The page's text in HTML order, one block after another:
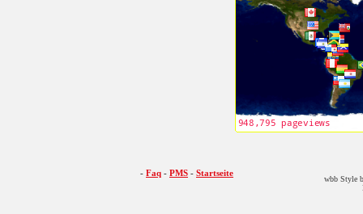
- Faq - PMS - Startseite
wbb Style